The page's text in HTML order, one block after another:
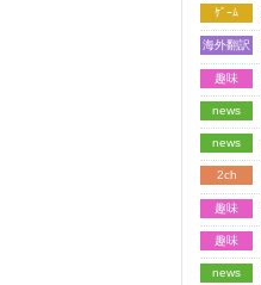
ｹﾞｰﾑ
海外翻訳
趣味
news
news
2ch
趣味
趣味
news